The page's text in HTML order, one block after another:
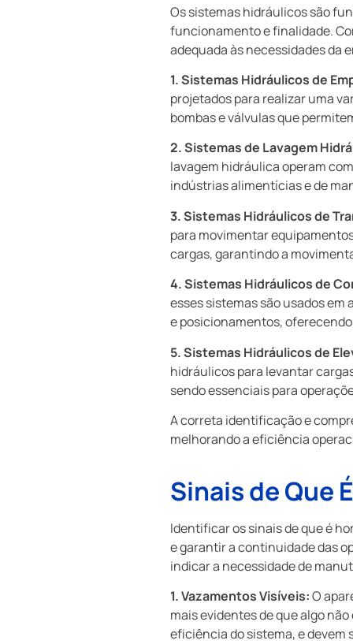
Os sistemas hidráulicos são
funcionamento e finalidade.
adequada às necessidades da
1. Sistemas Hidráulicos de
projetados para realizar uma
bombas e válvulas que
2. Sistemas de Lavagem
lavagem hidráulica operam
indústrias alimentícias e de
3. Sistemas Hidráulicos de
para movimentar
cargas, garantindo a
4. Sistemas Hidráulicos de
esses sistemas são usados
e posicionamentos,
5. Sistemas Hidráulicos de
hidráulicos para levantar
sendo essenciais para
A correta identificação e
melhorando a eficiência
Sinais de Que
Identificar os sinais de que é
e garantir a continuidade das
indicar a necessidade de
1. Vazamentos Visíveis:O
mais evidentes de que algo
eficiência do sistema, e